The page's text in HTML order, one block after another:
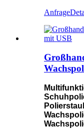
Anfrage